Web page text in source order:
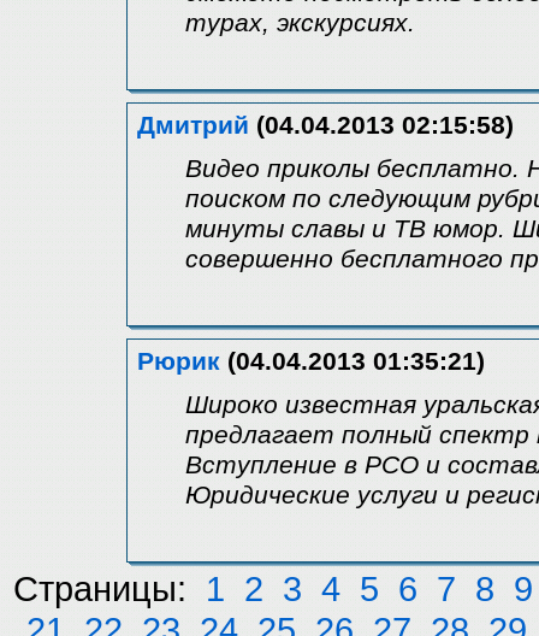
турах, экскурсиях.
Дмитрий (04.04.2013 02:15:58)
Видео приколы бесплатно.
поиском по следующим
минуты славы и ТВ юмор.
совершенно бесплатного
Рюрик (04.04.2013 01:35:21)
Широко известная
предлагает полный спектр
Вступление в РСО и
Юридические услуги и
Страницы: 1 2 3 4 5 6 7 8 9